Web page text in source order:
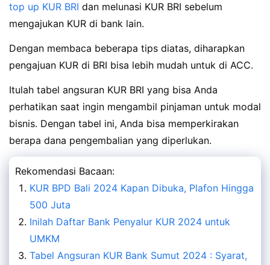
top up KUR BRI dan melunasi KUR BRI sebelum
mengajukan KUR di bank lain.
Dengan membaca beberapa tips diatas, diharapkan
pengajuan KUR di BRI bisa lebih mudah untuk di ACC.
Itulah tabel angsuran KUR BRI yang bisa Anda
perhatikan saat ingin mengambil pinjaman untuk modal
bisnis. Dengan tabel ini, Anda bisa memperkirakan
berapa dana pengembalian yang diperlukan.
Rekomendasi Bacaan:
KUR BPD Bali 2024 Kapan Dibuka, Plafon Hingga
500 Juta
Inilah Daftar Bank Penyalur KUR 2024 untuk
UMKM
Tabel Angsuran KUR Bank Sumut 2024 : Syarat,